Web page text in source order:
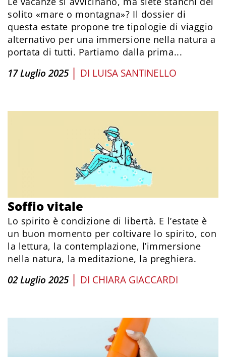
solito «mare o montagna»? Il dossier di
questa estate propone tre tipologie di viaggio
alternativo per una immersione nella natura a
portata di tutti. Partiamo dalla prima...
17 Luglio 2025 | DI LUISA SANTINELLO
Soffio vitale
Lo spirito è condizione di libertà. E l’estate è
un buon momento per coltivare lo spirito, con
la lettura, la contemplazione, l’immersione
nella natura, la meditazione, la preghiera.
02 Luglio 2025 | DI CHIARA GIACCARDI